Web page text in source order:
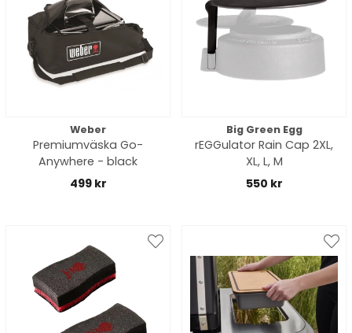
Weber
Premiumväska Go-
Anywhere - black
499 kr
Big Green Egg
rEGGulator Rain Cap 2XL,
XL, L, M
550 kr